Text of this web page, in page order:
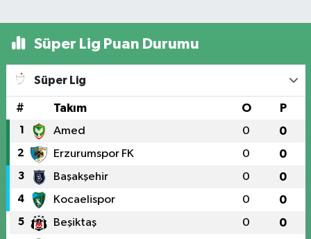
Süper Lig Puan Durumu
Süper Lig
# Takım O P
1 Amed 0 0
2 Erzurumspor FK 0 0
3 Başakşehir 0 0
4 Kocaelispor 0 0
5 Beşiktaş 0 0